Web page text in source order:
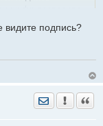
почему то нет, я
в форуме ее нет
подпись?
Отправить